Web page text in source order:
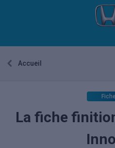
Accueil
Fiche
La fiche